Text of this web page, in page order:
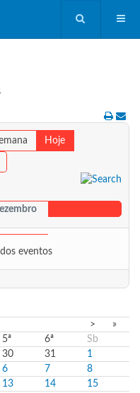
Hoje
eventos
>
»
5ª 6ª
Sb
30 31
1
6 7
8
13 14
15